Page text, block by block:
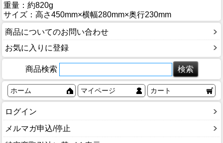
重量：約820g
サイズ：高さ450mm×横幅280mm×奥行230mm
商品についてのお問い合わせ
お気に入りに登録
商品検索
ホーム マイページ カート
ログイン
メルマガ申込/停止